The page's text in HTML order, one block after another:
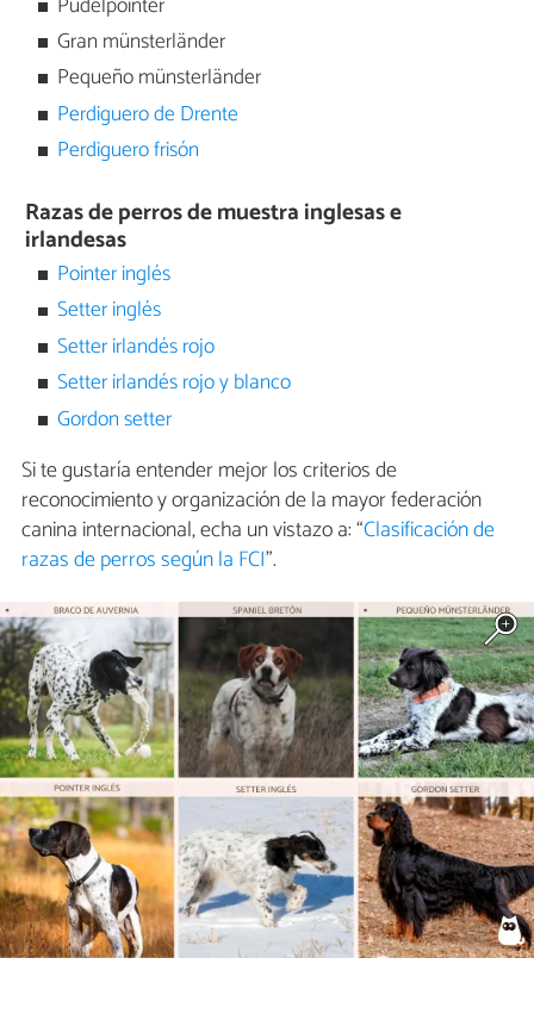
Gran münsterländer
Pequeño münsterländer
Perdiguero de Drente
Perdiguero frisón
Razas de perros de muestra inglesas e
irlandesas
Pointer inglés
Setter inglés
Setter irlandés rojo
Setter irlandés rojo y blanco
Gordon setter
Si te gustaría entender mejor los criterios de
reconocimiento y organización de la mayor federación
canina internacional, echa un vistazo a: “Clasificación de
razas de perros según la FCI”.